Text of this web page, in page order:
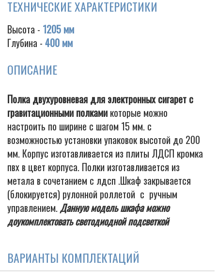
Cigarette
ТЕХНИЧЕСКИЕ ХАРАКТЕРИСТИКИ
Высота - 1205 мм
Глубина - 400 мм
ОПИСАНИЕ
Полка двухуровневая для электронных сигарет с
гравитационными полками которые можно
настроить по ширине с шагом 15 мм. с
возможностью установки упаковок высотой до 200
мм. Корпус изготавливается из плиты ЛДСП кромка
пвх в цвет корпуса. Полки изготавливается из
метала в сочетанием с лдсп .Шкаф закрывается
(блокируется) рулонной роллетой с ручным
управлением.Данную модель шкафа можно
доукомплектовать светодиодной подсветкой
ВАРИАНТЫ КОМПЛЕКТАЦИЙ